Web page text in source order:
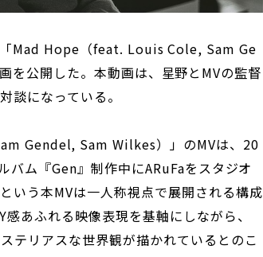
Mad Hope（feat. Louis Cole, Sam Ge
公開した。本動画は、星野とMVの監督
談になっている。
Gendel, Sam Wilkes）」のMVは、20
バム『Gen』制作中にARuFaをスタジオ
いう本MVは一人称視点で展開される構成
あふれる映像表現を基軸にしながら、
テリアスな世界観が描かれているとのこ